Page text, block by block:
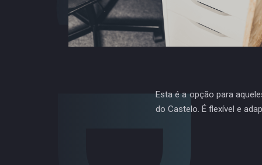
Esta é a opção para
do Castelo. É flexível e